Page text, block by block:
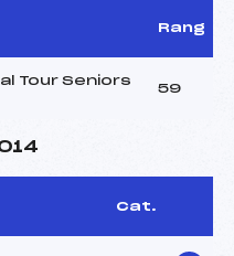
Rang
Tour Seniors
59
Cat.